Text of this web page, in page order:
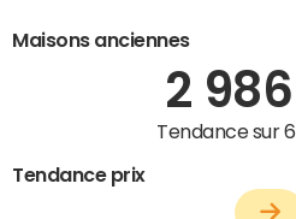
Maisons anciennes
2 986
Tendance sur
Tendance prix